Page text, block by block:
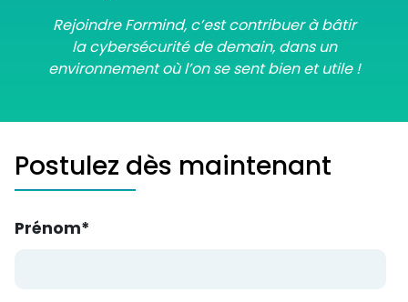
Rejoindre Formind, c’est contribuer à bâtir
la cybersécurité de demain, dans un
environnement où l’on se sent bien et utile !
Postulez dès maintenant
Prénom*